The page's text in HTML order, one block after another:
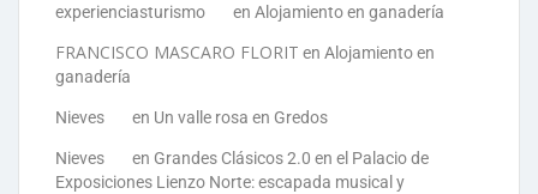
experienciasturismo en Alojamiento en ganadería
FRANCISCO MASCARO FLORIT en Alojamiento en
ganadería
Nieves en Un valle rosa en Gredos
Nieves en Grandes Clásicos 2.0 en el Palacio de
Exposiciones Lienzo Norte: escapada musical y